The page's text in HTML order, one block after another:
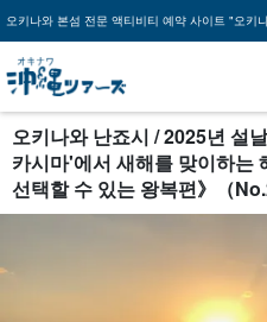
오키나와 본섬 전문 액티비티 예약 사이트 "오키
오키나와 난죠시 / 2025년 설
카시마'에서 새해를 맞이하는
선택할 수 있는 왕복편》（